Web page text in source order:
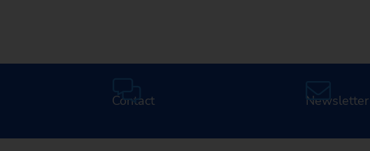
Contact Newsletter